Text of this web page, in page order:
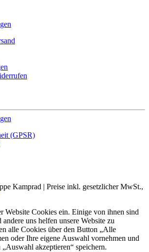
(GPSR)
Kamprad | Preise inkl. gesetzlicher MwSt.,
Website Cookies ein. Einige von ihnen sind
uns helfen unsere Website zu
alle Cookies über den Button „Alle
oder Ihre eigene Auswahl vornehmen und
akzeptieren“ speichern.